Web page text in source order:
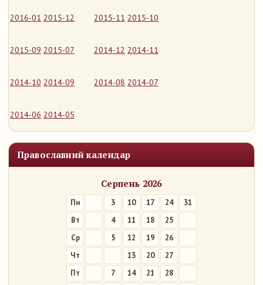
2016-01 2015-12 2015-11 2015-10
2015-09 2015-07 2014-12 2014-11
2014-10 2014-09 2014-08 2014-07
2014-06 2014-05
Православний календар
Серпень 2026
Пн 3 10 17 24
31
Вт
4 11 18
25
Ср
5 12 19
26
Чт
13 20
27
Пт
7 14 21
28